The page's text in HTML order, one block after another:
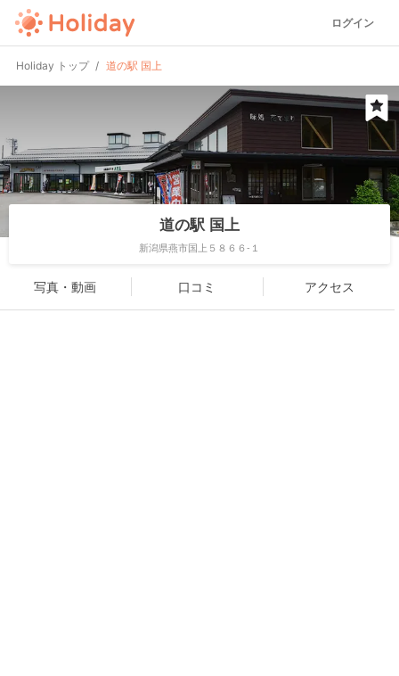
ログイン
Holiday トップ 道の駅 国上
道の駅 国上
新潟県燕市国上５８６６-１
写真・動画 口コミ アクセス